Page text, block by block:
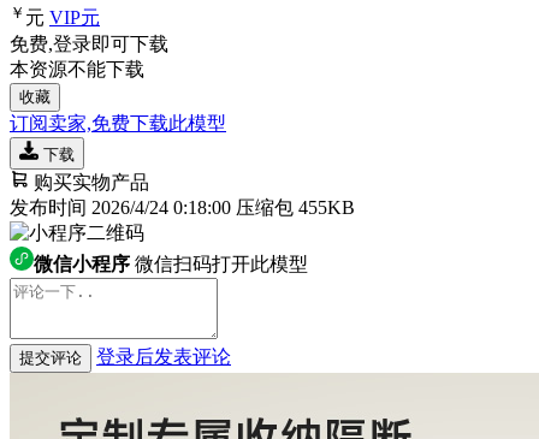
￥ 元 VIP元
免费,登录即可下载
本资源不能下载
收藏
订阅卖家,免费下载此模型
下载
购买实物产品
发布时间 2026/4/24 0:18:00 压缩包 455KB
微信小程序 微信扫码打开此模型
提交评论 登录后发表评论